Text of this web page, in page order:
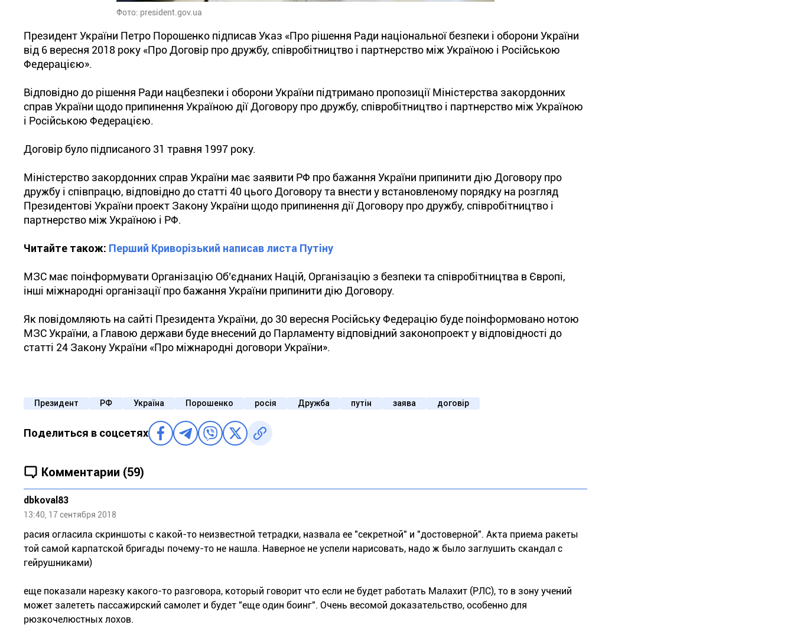
Фото: president.gov.ua
Президент України Петро Порошенко підписав Указ «Про рішення Ради національної безпеки і оборони України
від 6 вересня 2018 року «Про Договір про дружбу, співробітництво і партнерство між Україною і Російською
Федерацією».
Відповідно до рішення Ради нацбезпеки і оборони України підтримано пропозиції Міністерства закордонних
справ України щодо припинення Україною дії Договору про дружбу, співробітництво і партнерство між Україною
і Російською Федерацією.
Договір було підписаного 31 травня 1997 року.
Міністерство закордонних справ України має заявити РФ про бажання України припинити дію Договору про
дружбу і співпрацю, відповідно до статті 40 цього Договору та внести у встановленому порядку на розгляд
Президентові України проект Закону України щодо припинення дії Договору про дружбу, співробітництво і
партнерство між Україною і РФ.
Читайте також: Перший Криворізький написав листа Путіну
МЗС має поінформувати Організацію Об’єднаних Націй, Організацію з безпеки та співробітництва в Європі,
інші міжнародні організації про бажання України припинити дію Договору.
Як повідомляють на сайті Президента України, до 30 вересня Російську Федерацію буде поінформовано нотою
МЗС України, а Главою держави буде внесений до Парламенту відповідний законопроект у відповідності до
статті 24 Закону України «Про міжнародні договори України».
Президент РФ Україна Порошенко росія Дружба путін заява договір
Поделиться в соцсетях
Комментарии (59)
dbkoval83
13:40, 17 сентября 2018
расия огласила скриншоты с какой-то неизвестной тетрадки, назвала ее "секретной" и "достоверной". Акта приема ракеты
той самой карпатской бригады почему-то не нашла. Наверное не успели нарисовать, надо ж было заглушить скандал с
гейрушниками)
еще показали нарезку какого-то разговора, который говорит что если не будет работать Малахит (РЛС), то в зону учений
может залететь пассажирский самолет и будет "еще один боинг". Очень весомой доказательство, особенно для
рюзкочелюстных лохов.